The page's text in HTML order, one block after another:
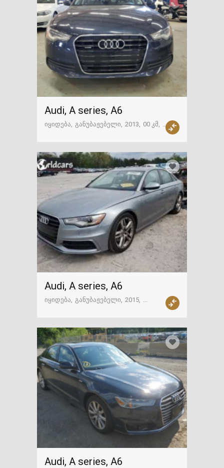
Audi, A series, A6
იყიდება განუბაჟებელი 2013
00 კმ
Audi, A series, A6
იყიდება განუბაჟებელი 2015
Audi, A series, A6